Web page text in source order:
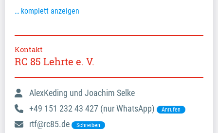
… komplett anzeigen
Kontakt
RC 85 Lehrte e. V.
AlexKeding und Joachim Selke
+49 151 232 43 427 (nur WhatsApp)
Anrufen
rtf@rc85.de Schreiben